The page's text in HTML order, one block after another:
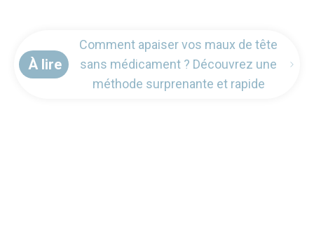
À lire
Comment apaiser vos maux de tête
sans médicament ? Découvrez une
méthode surprenante et rapide